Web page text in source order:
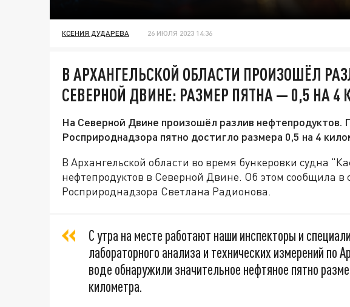
КСЕНИЯ ДУДАРЕВА 26 ИЮЛЯ 2023 14:36
В АРХАНГЕЛЬСКОЙ ОБЛАСТИ ПРОИЗОШЁЛ
СЕВЕРНОЙ ДВИНЕ: РАЗМЕР ПЯТНА — 0,5 НА 4
На Северной Двине произошёл разлив нефтепродуктов.
Росприроднадзора пятно достигло размера 0,5 на 4
В Архангельской области во время бункеровки судна
нефтепродуктов в Северной Двине. Об этом сообщила в
Росприроднадзора Светлана Радионова.
С утра на месте работают наши инспекторы и
лабораторного анализа и технических измерений по
воде обнаружили значительное нефтяное пятно
километра.